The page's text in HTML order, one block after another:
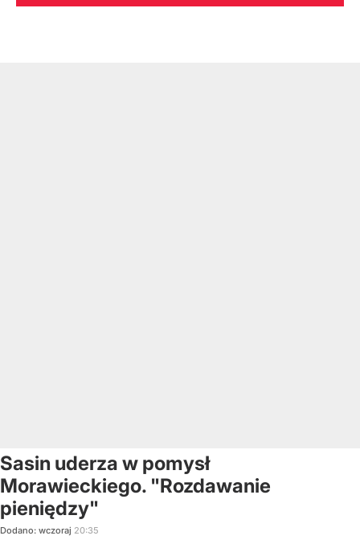
Sasin uderza w pomysł
Morawieckiego. "Rozdawanie
pieniędzy"
Dodano: wczoraj 20:35